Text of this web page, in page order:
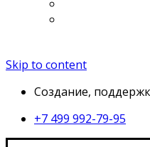
Skip to content
Создание,
+7 499 992-79-95